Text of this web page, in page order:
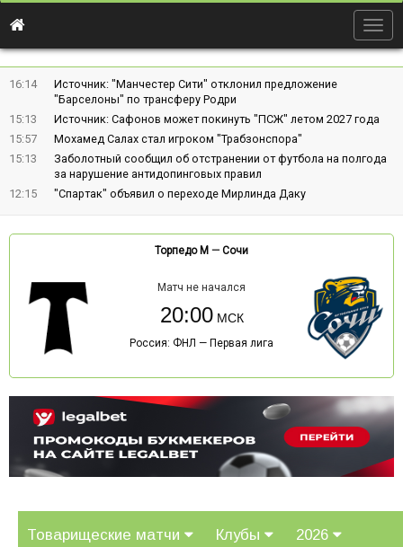
16:14
Источник: "Манчестер Сити" отклонил предложение
"Барселоны" по трансферу Родри
15:13
Источник: Сафонов может покинуть "ПСЖ" летом 2027 года
15:57
Мохамед Салах стал игроком "Трабзонспора"
15:13
Заболотный сообщил об отстранении от футбола на полгода
за нарушение антидопинговых правил
12:15
"Спартак" объявил о переходе Мирлинда Даку
Торпедо М — Сочи
Матч не начался
20:00
Россия: ФНЛ — Первая лига
Товарищеские матчи Клубы 2026